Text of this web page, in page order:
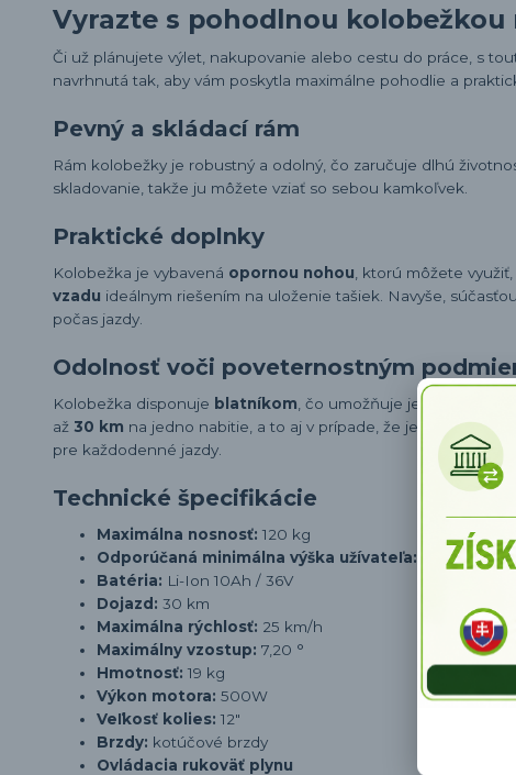
Vyrazte s pohodlnou kolobežkou
Či už plánujete výlet, nakupovanie alebo cestu do práce, s
navrhnutá tak, aby vám poskytla maximálne pohodlie a
Pevný a skládací rám
Rám kolobežky je robustný a odolný, čo zaručuje dlhú
skladovanie, takže ju môžete vziať so sebou kamkoľvek.
Praktické doplnky
Kolobežka je vybavená opornou nohou , ktorú môžete
vzadu ideálnym riešením na uloženie tašiek. Navyše,
počas jazdy.
Odolnosť voči poveternostným
Kolobežka disponuje blatníkom , čo umožňuje jej
až 30 km na jedno nabitie, a to aj v prípade, že je batéria
pre každodenné jazdy.
Technické špecifikácie
Maximálna nosnosť: 120 kg
Odporúčaná minimálna výška užívateľa: 150 cm
Batéria: Li-Ion 10Ah / 36V
Dojazd: 30 km
Maximálna rýchlosť: 25 km/h
Maximálny vzostup: 7,20 °
Hmotnosť: 19 kg
Výkon motora: 500W
Veľkosť kolies: 12"
Brzdy: kotúčové brzdy
Ovládacia rukoväť plynu